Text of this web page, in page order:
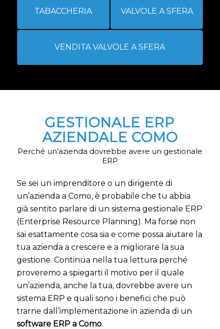
TABACCHERIA VALVOLE A SFERA
VENDITA VALVOLE A SFERA
GESTIONALE ERP
AZIENDALE COMO
Perché un’azienda dovrebbe avere un gestionale
ERP
Se sei un imprenditore o un dirigente di
un’azienda a Como, è probabile che tu abbia
già sentito parlare di un sistema gestionale ERP
(Enterprise Resource Planning). Ma forse non
sai esattamente cosa sia e come possa aiutare la
tua azienda a crescere e a migliorare la sua
gestione. Continua nella tua lettura perché
proveremo a spiegarti il motivo per il quale
un’azienda, anche la tua, dovrebbe avere un
sistema ERP e quali sono i benefici che può
trarne dall’implementazione in azienda di un
software ERP a Como.